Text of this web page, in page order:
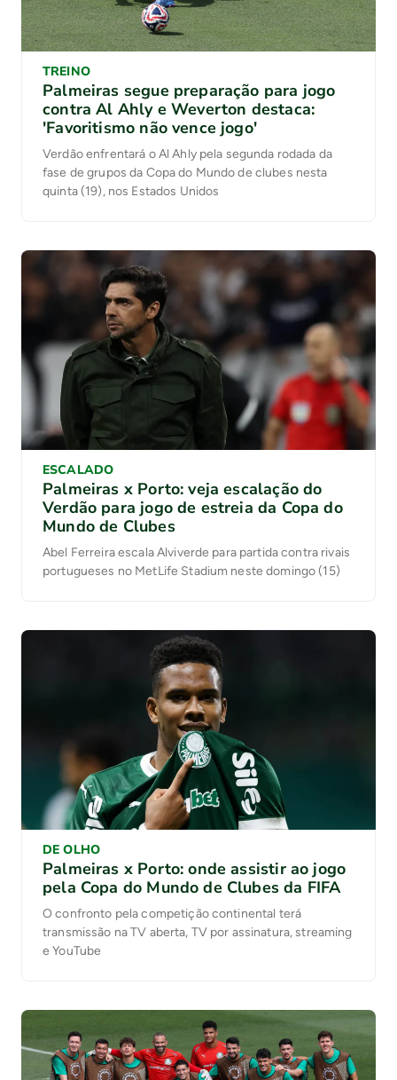
TREINO
Palmeiras segue preparação para jogo
contra Al Ahly e Weverton destaca:
'Favoritismo não vence jogo'
Verdão enfrentará o Al Ahly pela segunda rodada da
fase de grupos da Copa do Mundo de clubes nesta
quinta (19), nos Estados Unidos
ESCALADO
Palmeiras x Porto: veja escalação do
Verdão para jogo de estreia da Copa do
Mundo de Clubes
Abel Ferreira escala Alviverde para partida contra rivais
portugueses no MetLife Stadium neste domingo (15)
DE OLHO
Palmeiras x Porto: onde assistir ao jogo
pela Copa do Mundo de Clubes da FIFA
O confronto pela competição continental terá
transmissão na TV aberta, TV por assinatura, streaming
e YouTube